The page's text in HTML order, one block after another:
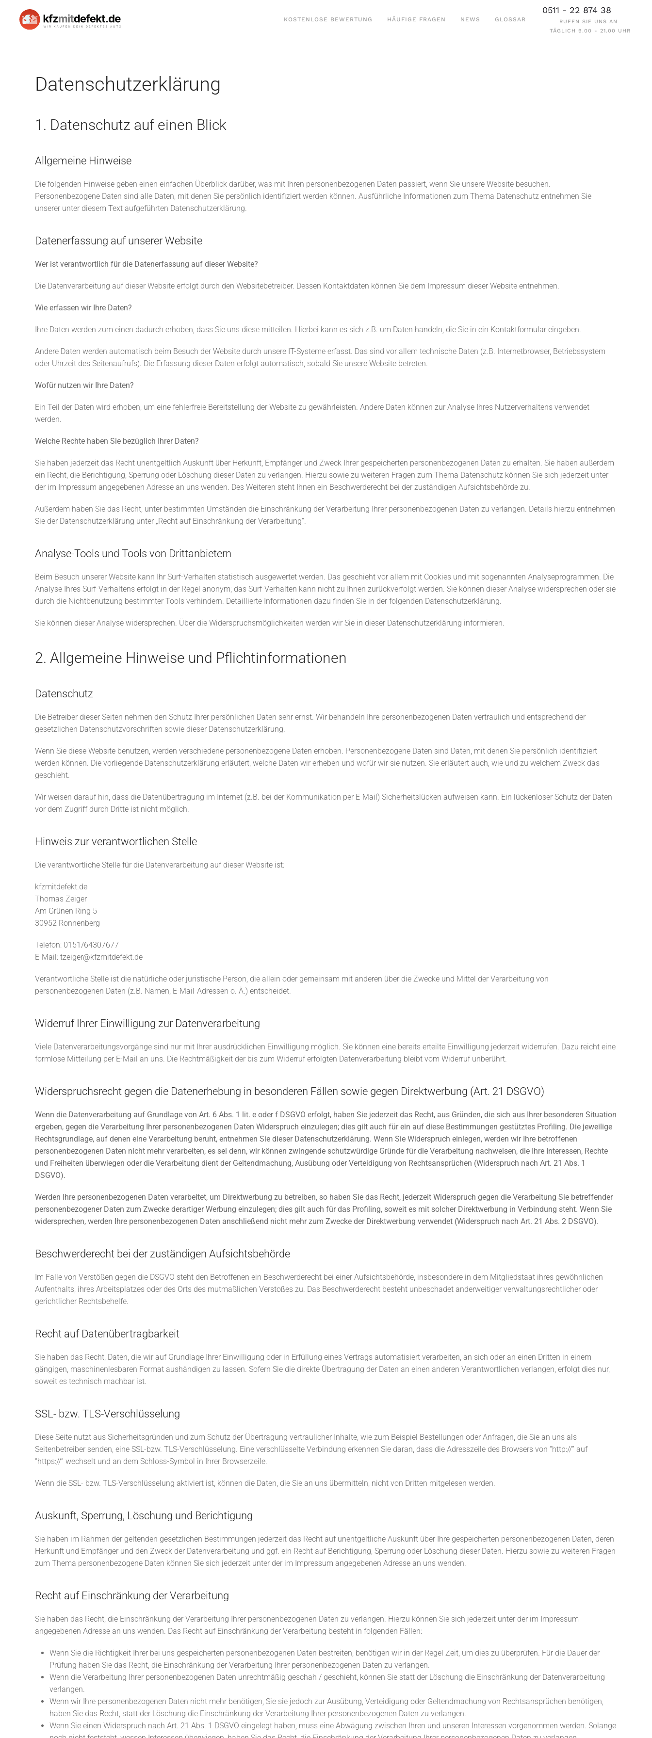
Skip to main content KOSTENLOSE BEWERTUNG HÄUFIGE FRAGEN NEWS GLOSSAR
0511 - 22 874 38
RUFEN SIE UNS AN
TÄGLICH 9.00 - 21.00 UHR
Datenschutzerklärung
1. Datenschutz auf einen Blick
Allgemeine Hinweise
Die folgenden Hinweise geben einen einfachen Überblick darüber, was mit Ihren personenbezogenen Daten passiert, wenn Sie unsere Website besuchen.
Personenbezogene Daten sind alle Daten, mit denen Sie persönlich identifiziert werden können. Ausführliche Informationen zum Thema Datenschutz entnehmen Sie
unserer unter diesem Text aufgeführten Datenschutzerklärung.
Datenerfassung auf unserer Website
Wer ist verantwortlich für die Datenerfassung auf dieser Website?
Die Datenverarbeitung auf dieser Website erfolgt durch den Websitebetreiber. Dessen Kontaktdaten können Sie dem Impressum dieser Website entnehmen.
Wie erfassen wir Ihre Daten?
Ihre Daten werden zum einen dadurch erhoben, dass Sie uns diese mitteilen. Hierbei kann es sich z.B. um Daten handeln, die Sie in ein Kontaktformular eingeben.
Andere Daten werden automatisch beim Besuch der Website durch unsere IT-Systeme erfasst. Das sind vor allem technische Daten (z.B. Internetbrowser, Betriebssystem
oder Uhrzeit des Seitenaufrufs). Die Erfassung dieser Daten erfolgt automatisch, sobald Sie unsere Website betreten.
Wofür nutzen wir Ihre Daten?
Ein Teil der Daten wird erhoben, um eine fehlerfreie Bereitstellung der Website zu gewährleisten. Andere Daten können zur Analyse Ihres Nutzerverhaltens verwendet
werden.
Welche Rechte haben Sie bezüglich Ihrer Daten?
Sie haben jederzeit das Recht unentgeltlich Auskunft über Herkunft, Empfänger und Zweck Ihrer gespeicherten personenbezogenen Daten zu erhalten. Sie haben außerdem
ein Recht, die Berichtigung, Sperrung oder Löschung dieser Daten zu verlangen. Hierzu sowie zu weiteren Fragen zum Thema Datenschutz können Sie sich jederzeit unter
der im Impressum angegebenen Adresse an uns wenden. Des Weiteren steht Ihnen ein Beschwerderecht bei der zuständigen Aufsichtsbehörde zu.
Außerdem haben Sie das Recht, unter bestimmten Umständen die Einschränkung der Verarbeitung Ihrer personenbezogenen Daten zu verlangen. Details hierzu entnehmen
Sie der Datenschutzerklärung unter „Recht auf Einschränkung der Verarbeitung“.
Analyse-Tools und Tools von Drittanbietern
Beim Besuch unserer Website kann Ihr Surf-Verhalten statistisch ausgewertet werden. Das geschieht vor allem mit Cookies und mit sogenannten Analyseprogrammen. Die
Analyse Ihres Surf-Verhaltens erfolgt in der Regel anonym; das Surf-Verhalten kann nicht zu Ihnen zurückverfolgt werden. Sie können dieser Analyse widersprechen oder sie
durch die Nichtbenutzung bestimmter Tools verhindern. Detaillierte Informationen dazu finden Sie in der folgenden Datenschutzerklärung.
Sie können dieser Analyse widersprechen. Über die Widerspruchsmöglichkeiten werden wir Sie in dieser Datenschutzerklärung informieren.
2. Allgemeine Hinweise und Pflichtinformationen
Datenschutz
Die Betreiber dieser Seiten nehmen den Schutz Ihrer persönlichen Daten sehr ernst. Wir behandeln Ihre personenbezogenen Daten vertraulich und entsprechend der
gesetzlichen Datenschutzvorschriften sowie dieser Datenschutzerklärung.
Wenn Sie diese Website benutzen, werden verschiedene personenbezogene Daten erhoben. Personenbezogene Daten sind Daten, mit denen Sie persönlich identifiziert
werden können. Die vorliegende Datenschutzerklärung erläutert, welche Daten wir erheben und wofür wir sie nutzen. Sie erläutert auch, wie und zu welchem Zweck das
geschieht.
Wir weisen darauf hin, dass die Datenübertragung im Internet (z.B. bei der Kommunikation per E-Mail) Sicherheitslücken aufweisen kann. Ein lückenloser Schutz der Daten
vor dem Zugriff durch Dritte ist nicht möglich.
Hinweis zur verantwortlichen Stelle
Die verantwortliche Stelle für die Datenverarbeitung auf dieser Website ist:
kfzmitdefekt.de
Thomas Zeiger
Am Grünen Ring 5
30952 Ronnenberg
Telefon: 0151/64307677
E-Mail: tzeiger@kfzmitdefekt.de
Verantwortliche Stelle ist die natürliche oder juristische Person, die allein oder gemeinsam mit anderen über die Zwecke und Mittel der Verarbeitung von
personenbezogenen Daten (z.B. Namen, E-Mail-Adressen o. Ä.) entscheidet.
Widerruf Ihrer Einwilligung zur Datenverarbeitung
Viele Datenverarbeitungsvorgänge sind nur mit Ihrer ausdrücklichen Einwilligung möglich. Sie können eine bereits erteilte Einwilligung jederzeit widerrufen. Dazu reicht eine
formlose Mitteilung per E-Mail an uns. Die Rechtmäßigkeit der bis zum Widerruf erfolgten Datenverarbeitung bleibt vom Widerruf unberührt.
Widerspruchsrecht gegen die Datenerhebung in besonderen Fällen sowie gegen Direktwerbung (Art. 21 DSGVO)
Wenn die Datenverarbeitung auf Grundlage von Art. 6 Abs. 1 lit. e oder f DSGVO erfolgt, haben Sie jederzeit das Recht, aus Gründen, die sich aus Ihrer besonderen Situation
ergeben, gegen die Verarbeitung Ihrer personenbezogenen Daten Widerspruch einzulegen; dies gilt auch für ein auf diese Bestimmungen gestütztes Profiling. Die jeweilige
Rechtsgrundlage, auf denen eine Verarbeitung beruht, entnehmen Sie dieser Datenschutzerklärung. Wenn Sie Widerspruch einlegen, werden wir Ihre betroffenen
personenbezogenen Daten nicht mehr verarbeiten, es sei denn, wir können zwingende schutzwürdige Gründe für die Verarbeitung nachweisen, die Ihre Interessen, Rechte
und Freiheiten überwiegen oder die Verarbeitung dient der Geltendmachung, Ausübung oder Verteidigung von Rechtsansprüchen (Widerspruch nach Art. 21 Abs. 1
DSGVO).
Werden Ihre personenbezogenen Daten verarbeitet, um Direktwerbung zu betreiben, so haben Sie das Recht, jederzeit Widerspruch gegen die Verarbeitung Sie betreffender
personenbezogener Daten zum Zwecke derartiger Werbung einzulegen; dies gilt auch für das Profiling, soweit es mit solcher Direktwerbung in Verbindung steht. Wenn Sie
widersprechen, werden Ihre personenbezogenen Daten anschließend nicht mehr zum Zwecke der Direktwerbung verwendet (Widerspruch nach Art. 21 Abs. 2 DSGVO).
Beschwerderecht bei der zuständigen Aufsichtsbehörde
Im Falle von Verstößen gegen die DSGVO steht den Betroffenen ein Beschwerderecht bei einer Aufsichtsbehörde, insbesondere in dem Mitgliedstaat ihres gewöhnlichen
Aufenthalts, ihres Arbeitsplatzes oder des Orts des mutmaßlichen Verstoßes zu. Das Beschwerderecht besteht unbeschadet anderweitiger verwaltungsrechtlicher oder
gerichtlicher Rechtsbehelfe.
Recht auf Datenübertragbarkeit
Sie haben das Recht, Daten, die wir auf Grundlage Ihrer Einwilligung oder in Erfüllung eines Vertrags automatisiert verarbeiten, an sich oder an einen Dritten in einem
gängigen, maschinenlesbaren Format aushändigen zu lassen. Sofern Sie die direkte Übertragung der Daten an einen anderen Verantwortlichen verlangen, erfolgt dies nur,
soweit es technisch machbar ist.
SSL- bzw. TLS-Verschlüsselung
Diese Seite nutzt aus Sicherheitsgründen und zum Schutz der Übertragung vertraulicher Inhalte, wie zum Beispiel Bestellungen oder Anfragen, die Sie an uns als
Seitenbetreiber senden, eine SSL-bzw. TLS-Verschlüsselung. Eine verschlüsselte Verbindung erkennen Sie daran, dass die Adresszeile des Browsers von “http://” auf
“https://” wechselt und an dem Schloss-Symbol in Ihrer Browserzeile.
Wenn die SSL- bzw. TLS-Verschlüsselung aktiviert ist, können die Daten, die Sie an uns übermitteln, nicht von Dritten mitgelesen werden.
Auskunft, Sperrung, Löschung und Berichtigung
Sie haben im Rahmen der geltenden gesetzlichen Bestimmungen jederzeit das Recht auf unentgeltliche Auskunft über Ihre gespeicherten personenbezogenen Daten, deren
Herkunft und Empfänger und den Zweck der Datenverarbeitung und ggf. ein Recht auf Berichtigung, Sperrung oder Löschung dieser Daten. Hierzu sowie zu weiteren Fragen
zum Thema personenbezogene Daten können Sie sich jederzeit unter der im Impressum angegebenen Adresse an uns wenden.
Recht auf Einschränkung der Verarbeitung
Sie haben das Recht, die Einschränkung der Verarbeitung Ihrer personenbezogenen Daten zu verlangen. Hierzu können Sie sich jederzeit unter der im Impressum
angegebenen Adresse an uns wenden. Das Recht auf Einschränkung der Verarbeitung besteht in folgenden Fällen:
Wenn Sie die Richtigkeit Ihrer bei uns gespeicherten personenbezogenen Daten bestreiten, benötigen wir in der Regel Zeit, um dies zu überprüfen. Für die Dauer der
Prüfung haben Sie das Recht, die Einschränkung der Verarbeitung Ihrer personenbezogenen Daten zu verlangen.
Wenn die Verarbeitung Ihrer personenbezogenen Daten unrechtmäßig geschah / geschieht, können Sie statt der Löschung die Einschränkung der Datenverarbeitung
verlangen.
Wenn wir Ihre personenbezogenen Daten nicht mehr benötigen, Sie sie jedoch zur Ausübung, Verteidigung oder Geltendmachung von Rechtsansprüchen benötigen,
haben Sie das Recht, statt der Löschung die Einschränkung der Verarbeitung Ihrer personenbezogenen Daten zu verlangen.
Wenn Sie einen Widerspruch nach Art. 21 Abs. 1 DSGVO eingelegt haben, muss eine Abwägung zwischen Ihren und unseren Interessen vorgenommen werden. Solange